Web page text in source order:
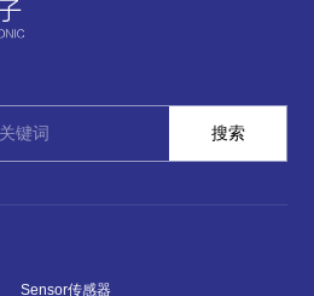
Sensor传感器